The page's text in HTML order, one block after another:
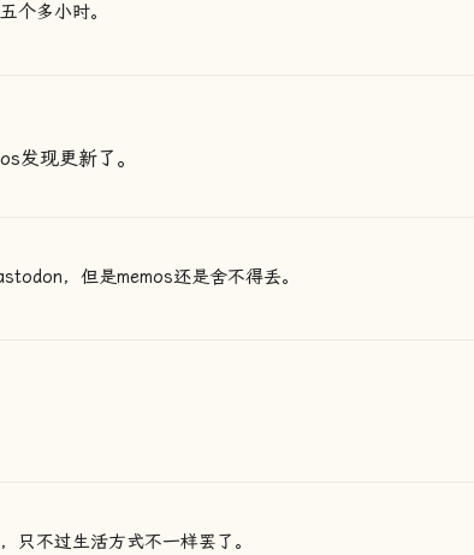
个多小时。
发现更新了。
，但是memos还是舍不得丢。
只不过生活方式不一样罢了。